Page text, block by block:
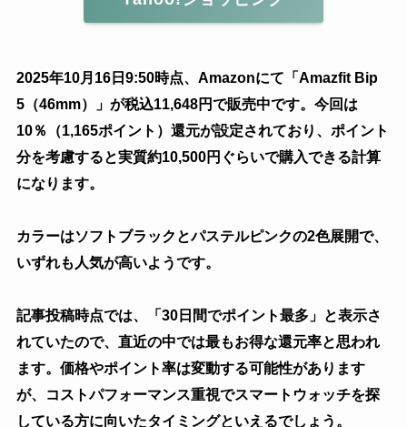
2025年10月16日9:50時点、Amazonにて「Amazfit Bip
5（46mm）」が税込11,648円で販売中です。今回は
10％（1,165ポイント）還元が設定されており、ポイント
分を考慮すると実質約10,500円ぐらいで購入できる計算
になります。
カラーはソフトブラックとパステルピンクの2色展開で、
いずれも人気が高いようです。
記事投稿時点では、「30日間でポイント最多」と表示さ
れていたので、直近の中では最もお得な還元率と思われ
ます。価格やポイント率は変動する可能性があります
が、コストパフォーマンス重視でスマートウォッチを探
している方に向いたタイミングといえるでしょう。